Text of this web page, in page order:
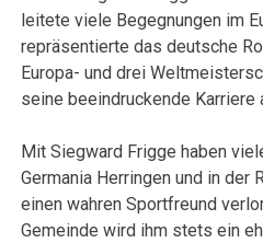
leitete viele Begegnungen im
repräsentierte das deutsche
Europa- und drei
seine beeindruckende
Mit Siegward Frigge haben
Germania Herringen und in der
einen wahren Sportfreund
Gemeinde wird ihm stets ein